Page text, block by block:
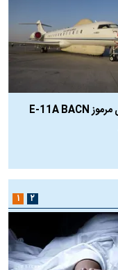
هواپیمای مرموز E-11A BACN
۱ ۲